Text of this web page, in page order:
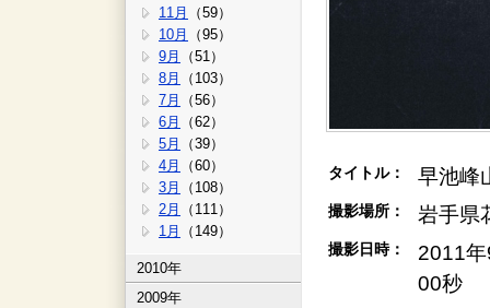
11月
（59）
10月
（95）
9月
（51）
8月
（103）
7月
（56）
6月
（62）
5月
（39）
4月
（60）
3月
（108）
2月
（111）
1月
（149）
2010年
2009年
タイトル： 早池峰
撮影場所： 岩手県
撮影日時：
2011
00秒